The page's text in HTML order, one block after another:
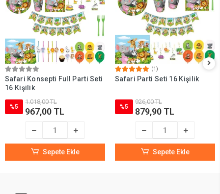
Safari Konsepti Full Parti Seti
16 Kişilik
%5
1.018,00 TL
967,00 TL
Sepete Ekle
(1)
Safari Parti Seti 16 Kişilik
%5
926,00 TL
879,90 TL
Sepete Ekle